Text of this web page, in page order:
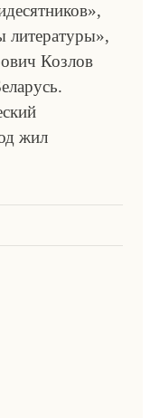
литературы»,
Козлов
жил